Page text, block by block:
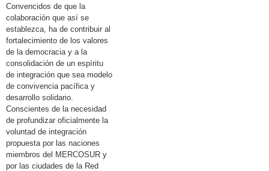
Convencidos de que la
colaboración que así se
establezca, ha de contribuir al
fortalecimiento de los valores
de la democracia y a la
consolidación de un espíritu
de integración que sea modelo
de convivencia pacífica y
desarrollo solidario.
Conscientes de la necesidad
de profundizar oficialmente la
voluntad de integración
propuesta por las naciones
miembros del MERCOSUR y
por las ciudades de la Red